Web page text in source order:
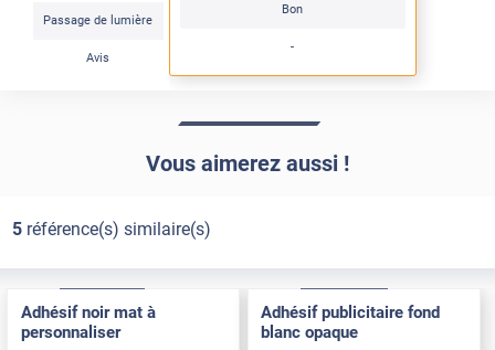
Passage de lumière
Avis
Bon
-
Vous aimerez aussi !
5référence(s) similaire(s)
Adhésif noir mat à
personnaliser
Adhésif publicitaire fond
blanc opaque